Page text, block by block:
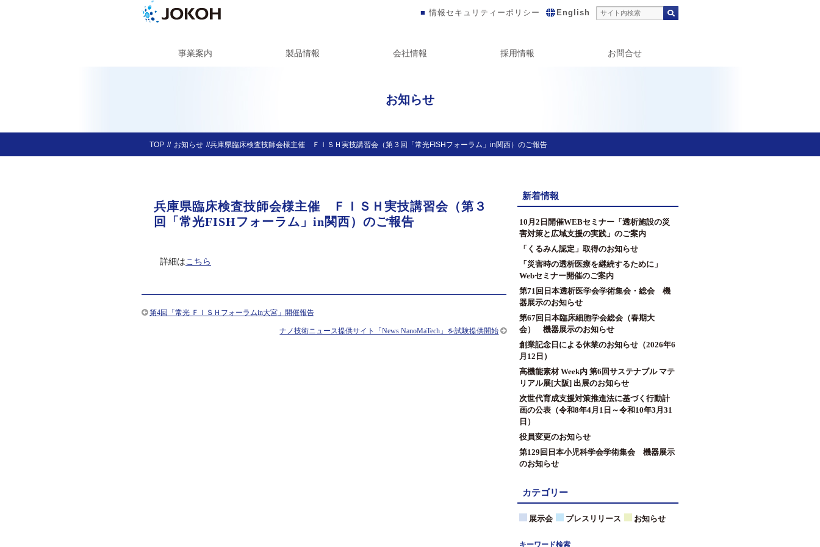
情報セキュリティーポリシー English
事業案内 製品情報 会社情報 採用情報 お問合せ
お知らせ
TOP お知らせ 兵庫県臨床検査技師会様主催 ＦＩＳＨ実技講習会（第３回「常光FISHフォーラム」in関西）のご報告
兵庫県臨床検査技師会様主催 ＦＩＳＨ実技講習会（第３
回「常光FISHフォーラム」in関西）のご報告
詳細はこちら
第4回「常光 ＦＩＳＨフォーラムin大宮」開催報告
ナノ技術ニュース提供サイト「News NanoMaTech」を試験提供開始
新着情報
10月2日開催WEBセミナー「透析施設の災
害対策と広域支援の実践」のご案内
「くるみん認定」取得のお知らせ
「災害時の透析医療を継続するために」
Webセミナー開催のご案内
第71回日本透析医学会学術集会・総会 機
器展示のお知らせ
第67回日本臨床細胞学会総会（春期大
会） 機器展示のお知らせ
創業記念日による休業のお知らせ（2026年6
月12日）
高機能素材 Week内 第6回サステナブル マテ
リアル展[大阪] 出展のお知らせ
次世代育成支援対策推進法に基づく行動計
画の公表（令和8年4月1日～令和10年3月31
日）
役員変更のお知らせ
第129回日本小児科学会学術集会 機器展示
のお知らせ
カテゴリー
お知らせ
プレスリリース
展示会
キーワード検索